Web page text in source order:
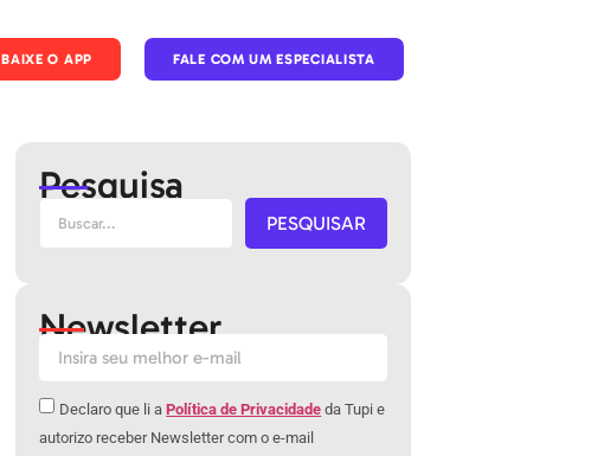
BAIXE O APP FALE COM UM ESPECIALISTA
Pesquisa
PESQUISAR
Newsletter
Declaro que li aPolítica de Privacidade da Tupi e
autorizo receber Newsletter com o e-mail